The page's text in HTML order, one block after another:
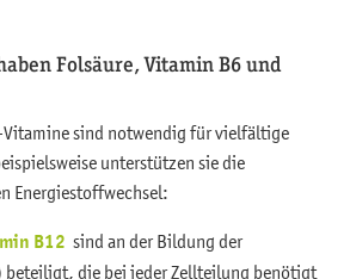
Folsäure, Vitamin B6 und
Vitamine sind notwendig für vielfältige
unterstützen sie die
Energiestoffwechsel:
B12 sind an der Bildung der
beteiligt, die bei jeder Zellteilung benötigt